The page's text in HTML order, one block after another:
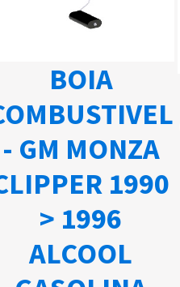
BOIA
- GM MONZA
1990
> 1996
ALCOOL